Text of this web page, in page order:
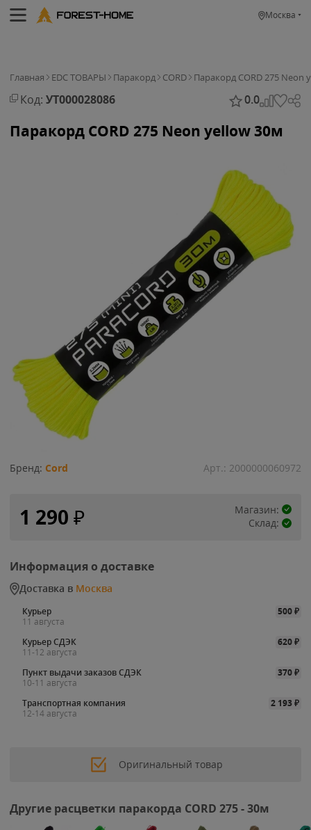
Москва
Главная EDC ТОВАРЫ Паракорд CORD Паракорд CORD 275 Neon
Код: УТ000028086 0.0
Паракорд CORD 275 Neon yellow 30м
Бренд: Cord Арт.: 2000000060972
1 290 ₽
Магазин:
Склад:
Информация о доставке
Доставка в Москва
Курьер 500₽
11 августа
Курьер СДЭК
620₽
11-12 августа
Пункт выдачи заказов СДЭК
370₽
10-11 августа
Транспортная компания
2 193₽
12-14 августа
Оригинальный товар
Другие расцветки паракорда CORD 275 - 30м